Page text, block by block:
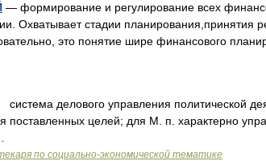
— формирование и регулирование всех
Охватывает стадии планирования,принятия
это понятие шире финансового
делового управления политической
поставленных целей; для М. п. характерно
по социально-экономической тематике